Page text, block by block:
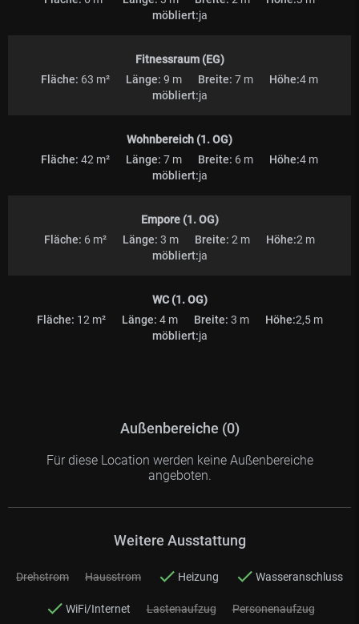
möbliert:ja
Fitnessraum (EG)
Fläche: 63 m² Länge: 9 m Breite: 7 m Höhe:4 m
möbliert:ja
Wohnbereich (1. OG)
Fläche: 42 m² Länge: 7 m Breite: 6 m Höhe:4 m
möbliert:ja
Empore (1. OG)
Fläche: 6 m² Länge: 3 m Breite: 2 m Höhe:2 m
möbliert:ja
WC (1. OG)
Fläche: 12 m² Länge: 4 m Breite: 3 m Höhe:2,5 m
möbliert:ja
Außenbereiche (0)
Für diese Location werden keine Außenbereiche
angeboten.
Weitere Ausstattung
Drehstrom Hausstrom Heizung Wasseranschluss
WiFi/Internet Lastenaufzug Personenaufzug